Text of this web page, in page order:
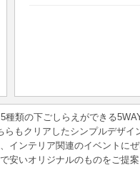
類の下ごしらえができる
もクリアしたシンプルデザ
インテリア関連のイベントにぜ
安いオリジナルのものをご提案